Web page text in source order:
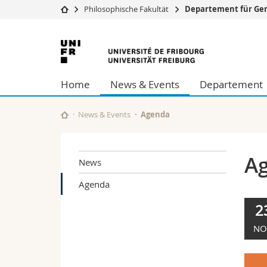
Universität
Studium
Forschung
Universität
Weiterbildung
Wirtschafts-
Philosophische
Philosophische Fakultät Departement für
Universität
Freiburg
Home News & Events Departement
News & Events Agenda
News
Agenda